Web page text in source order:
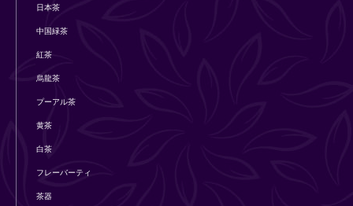
日本茶
中国緑茶
紅茶
烏龍茶
プーアル茶
黄茶
白茶
フレーバーティ
茶器